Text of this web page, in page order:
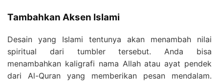
Tambahkan Aksen Islami
Desain yang Islami tentunya akan menambah nilai
spiritual dari tumbler tersebut. Anda bisa
menambahkan kaligrafi nama Allah atau ayat pendek
dari Al-Quran yang memberikan pesan mendalam.